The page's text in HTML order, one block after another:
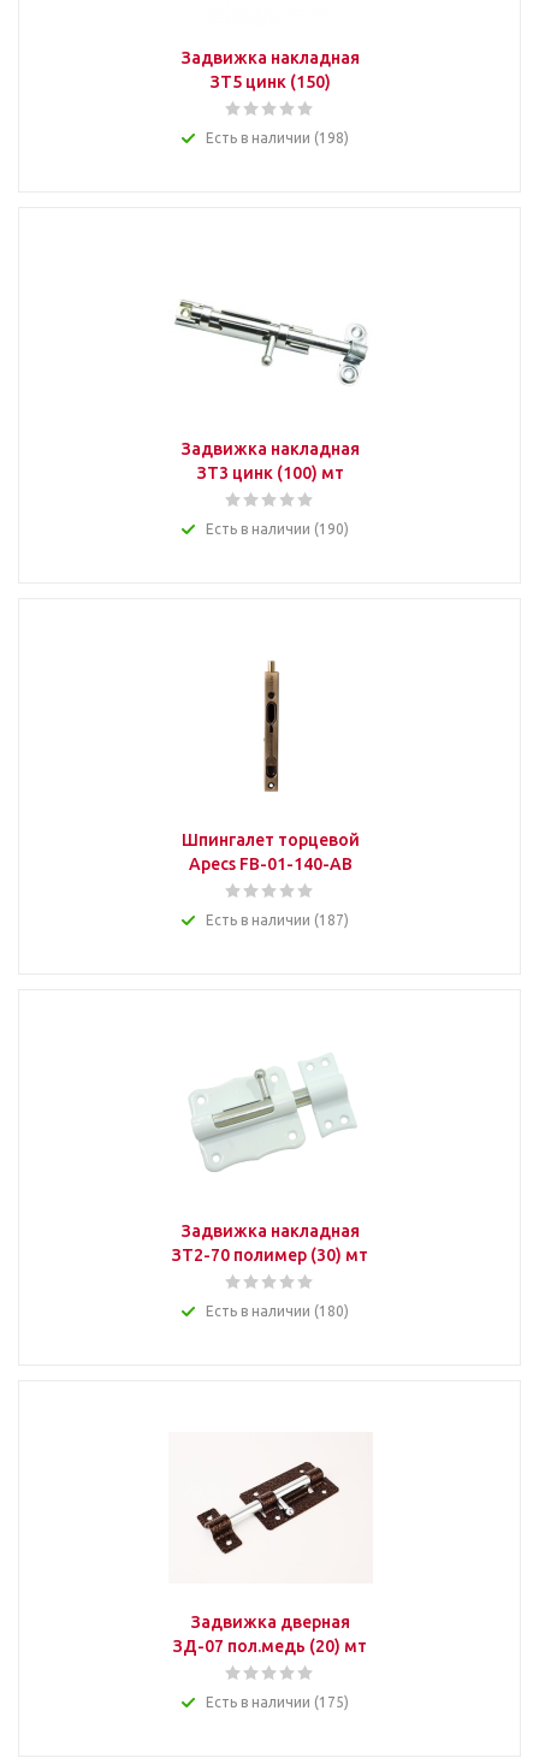
Задвижка накладная
ЗТ5 цинк (150)
Есть в наличии (198)
Задвижка накладная
ЗТ3 цинк (100) мт
Есть в наличии (190)
Шпингалет торцевой
Apecs FB-01-140-AB
Есть в наличии (187)
Задвижка накладная
ЗТ2-70 полимер (30) мт
Есть в наличии (180)
Задвижка дверная
ЗД-07 пол.медь (20) мт
Есть в наличии (175)